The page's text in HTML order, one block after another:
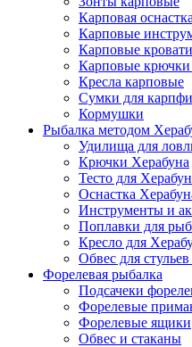
Карповая оснастка
Карповые
Карповые кровати
Карповые
Кресла карповые
Сумки для
Кормушки
Рыбалка методом
Удилища для
Крючки Херабуна
Тесто для
Оснастка
Инструменты и
Поплавки для
Кресло для
Обвес для стульев
Форелевая рыбалка
Подсачеки
Форелевые
Форелевые ящики
Обвес и стаканы